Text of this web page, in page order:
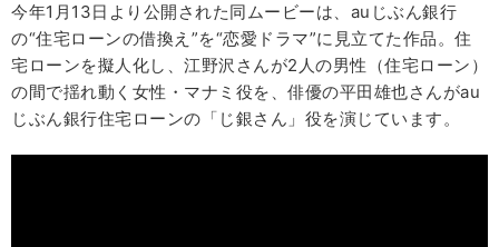
今年1月13日より公開された同ムービーは、auじぶん銀行
の“住宅ローンの借換え”を“恋愛ドラマ”に見立てた作品。住
宅ローンを擬人化し、江野沢さんが2人の男性（住宅ローン）
の間で揺れ動く女性・マナミ役を、俳優の平田雄也さんがau
じぶん銀行住宅ローンの「じ銀さん」役を演じています。